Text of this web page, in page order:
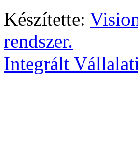
Készítette:
rendszer.
Integrált